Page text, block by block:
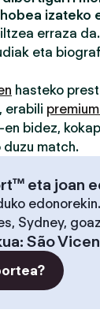
izateko
erraza da.
eta
hasteko
erabili
en bidez,
duzu match.
eta joan
edonorekin.
Sydney,
: São